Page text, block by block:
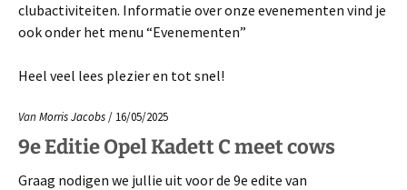
clubactiviteiten. Informatie over onze evenementen vind je
ook onder het menu “Evenementen”
Heel veel lees plezier en tot snel!
VanMorris Jacobs/ 16/05/2025
9e Editie Opel Kadett C meet cows
Graag nodigen we jullie uit voor de 9e edite van